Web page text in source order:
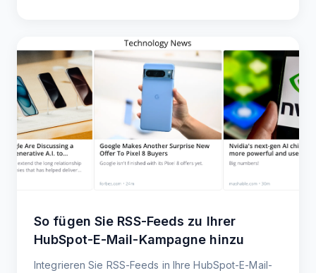
So fügen Sie RSS-Feeds zu Ihrer
HubSpot-E-Mail-Kampagne hinzu
Integrieren Sie RSS-Feeds in Ihre HubSpot-E-Mail-